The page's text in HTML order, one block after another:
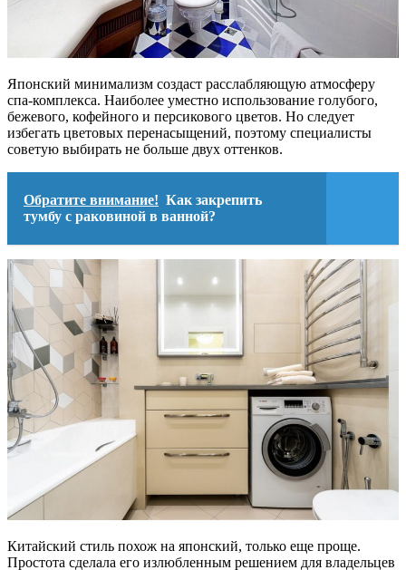
Японский минимализм создаст расслабляющую атмосферу
спа-комплекса. Наиболее уместно использование голубого,
бежевого, кофейного и персикового цветов. Но следует
избегать цветовых перенасыщений, поэтому специалисты
советую выбирать не больше двух оттенков.
Обратите внимание! Как закрепить
тумбу с раковиной в ванной?
Китайский стиль похож на японский, только еще проще.
Простота сделала его излюбленным решением для владельцев